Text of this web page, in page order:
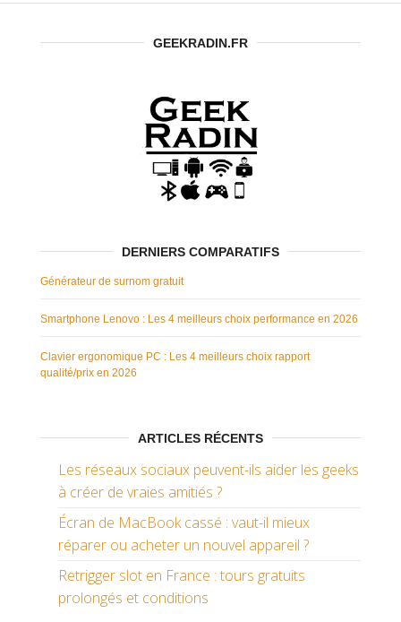
GEEKRADIN.FR
DERNIERS COMPARATIFS
Générateur de surnom gratuit
Smartphone Lenovo : Les 4 meilleurs choix performance en 2026
Clavier ergonomique PC : Les 4 meilleurs choix rapport
qualité/prix en 2026
ARTICLES RÉCENTS
Les réseaux sociaux peuvent-ils aider les geeks
à créer de vraies amitiés ?
Écran de MacBook cassé : vaut-il mieux
réparer ou acheter un nouvel appareil ?
Retrigger slot en France : tours gratuits
prolongés et conditions